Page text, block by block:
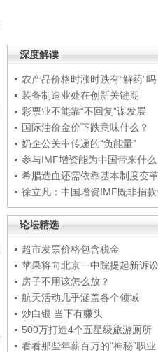
深度解读
农产品价格时涨时跌有“解药”吗
装备制造业处在创新关键期
彩票业不能靠“不回复”谋发展
国际油价金价下跌意味什么？
奶企公关中传递的“负能量”
参与IMF增资能为中国带来什么
希腊造血还需依靠基本制度变革
徐立凡：中国增资IMF既非捐
论坛精选
超市发票价格包含税金
苹果将向北京一中院提起新诉讼
房子不用该怎么放？
航天活动几乎涵盖各个领域
炒白银 当下有赚头
500万打造4个五星级旅游厕所
看看那些年薪百万的“神秘”职业